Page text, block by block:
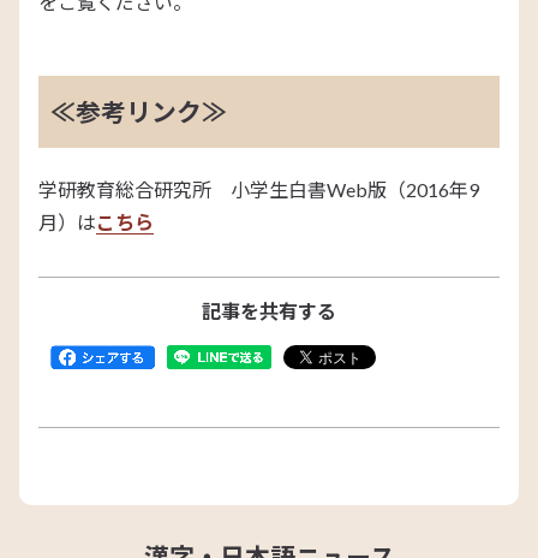
≪参考リンク≫
学研教育総合研究所 小学生白書Web版（2016年9
月）はこちら
記事を共有する